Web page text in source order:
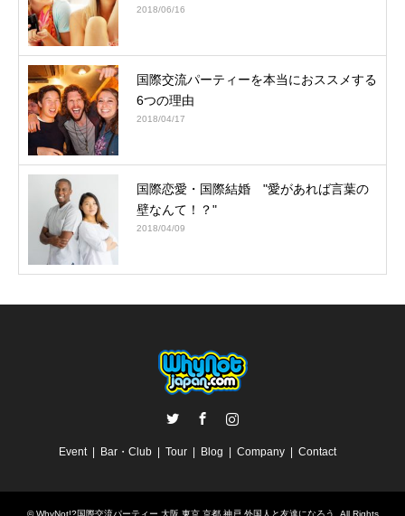
2018/06/16
国際交流パーティーを本当におススメする
6つの理由
2018/04/17
国際恋愛・国際結婚 "愛があれば言葉の
壁なんて！？"
2018/04/09
Event Bar・Club Tour Blog Company Contact